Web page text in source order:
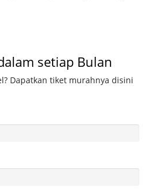
setiap Bulan
Dapatkan tiket murahnya disini